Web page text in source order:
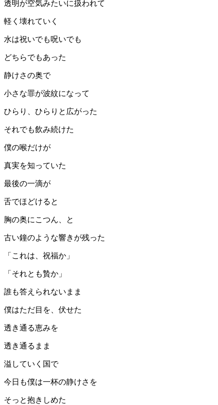
透明が空気みたいに扱われて
軽く壊れていく
水は祝いでも呪いでも
どちらでもあった
静けさの奥で
小さな罪が波紋になって
ひらり、ひらりと広がった
それでも飲み続けた
僕の喉だけが
真実を知っていた
最後の一滴が
舌でほどけると
胸の奥にこつん、と
古い鐘のような響きが残った
「これは、祝福か」
「それとも贄か」
誰も答えられないまま
僕はただ目を、伏せた
透き通る恵みを
透き通るまま
溢していく国で
今日も僕は一杯の静けさを
そっと抱きしめた